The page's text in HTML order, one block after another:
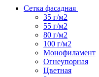
Сетка фасадная
35 г/м2
55 г/м2
80 г/м2
100 г/м2
Монофиламент
Огнеупорная
Цветная